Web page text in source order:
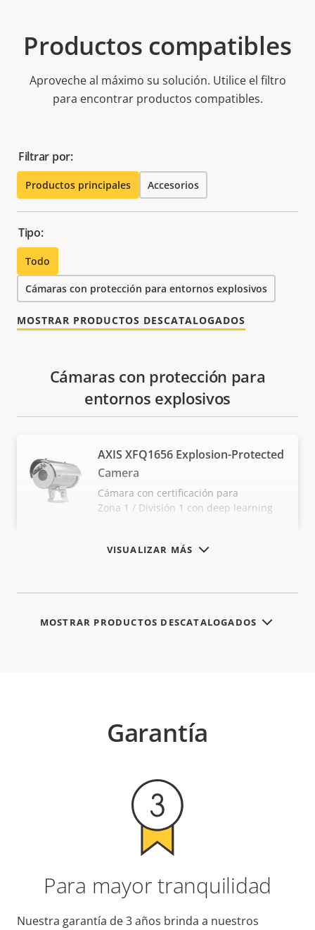
Productos compatibles
Aproveche al máximo su solución. Utilice el filtro
para encontrar productos compatibles.
Filtrar por:
Productos principales Accesorios
Tipo:
Todo
Cámaras con protección para entornos explosivos
MOSTRAR PRODUCTOS DESCATALOGADOS
VISUALIZAR MÁS
Cámaras con protección para
entornos explosivos
AXIS XFQ1656 Explosion-Protected
Camera
Cámara con certificación para
Zona 1 / División 1 con deep learning
MOSTRAR PRODUCTOS DESCATALOGADOS
Garantía
Para mayor tranquilidad
Nuestra garantía de 3 años brinda a nuestros